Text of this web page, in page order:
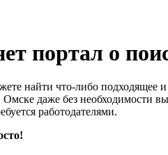
портал о
найти что-либо подходящее
даже без необходимости
работодателями.